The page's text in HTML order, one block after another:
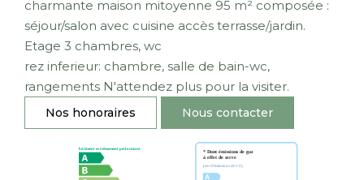
charmante maison mitoyenne 95 m² composée :
séjour/salon avec cuisine accès terrasse/jardin.
Etage 3 chambres, wc
rez inferieur: chambre, salle de bain-wc,
rangements N'attendez plus pour la visiter.
Nos honoraires Nous contacter